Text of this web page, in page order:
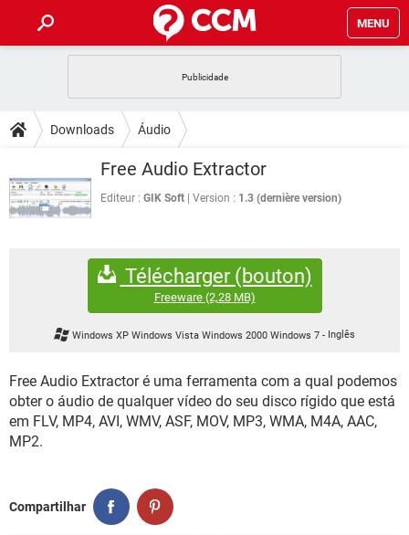
MENU
CELULAR
EXCEL
INSTAGRAM GMAIL
DICAS
JOGOS
CELULAR
OUTLOOK
GUIA DE COMPRAS
JOGOS WHATSAPP
EXCEL
GMAIL
FÓRUM
FACEBOOK
EXCEL
INSTAGRAM GMAIL
WHATSAPP
INSTAGRAM GMAIL
GUIA DE COMPRAS
Downloads Áudio
Free Audio Extractor
Editeur : GIK Soft Version : 1.3 (dernière version)
Télécharger (bouton)
Freeware(2,28 MB)
Windows XP Windows Vista Windows 2000 Windows 7- Inglês
Free Audio Extractor é uma ferramenta com a qual podemos
obter o áudio de qualquer vídeo do seu disco rígido que está
em FLV, MP4, AVI, WMV, ASF, MOV, MP3, WMA, M4A, AAC,
MP2.
Compartilhar